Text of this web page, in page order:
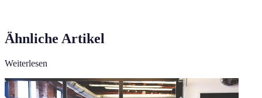
Ähnliche Artikel
Weiterlesen